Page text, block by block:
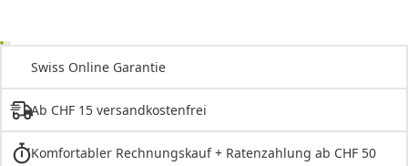
Swiss Online Garantie
Ab CHF 15 versandkostenfrei
Komfortabler Rechnungskauf + Ratenzahlung ab CHF 50